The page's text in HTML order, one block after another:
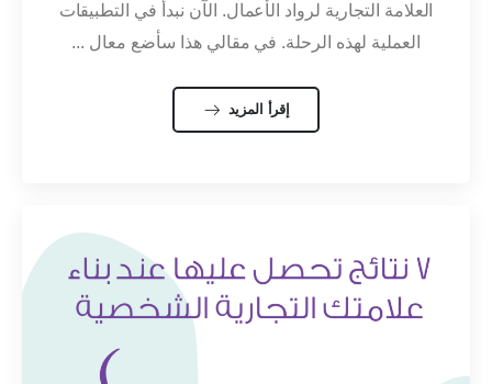
العلامة التجارية لرواد الأعمال. الآن نبدأ في التطبيقات
العملية لهذه الرحلة. في مقالي هذا سأضع معال ...
إقرأ المزيد